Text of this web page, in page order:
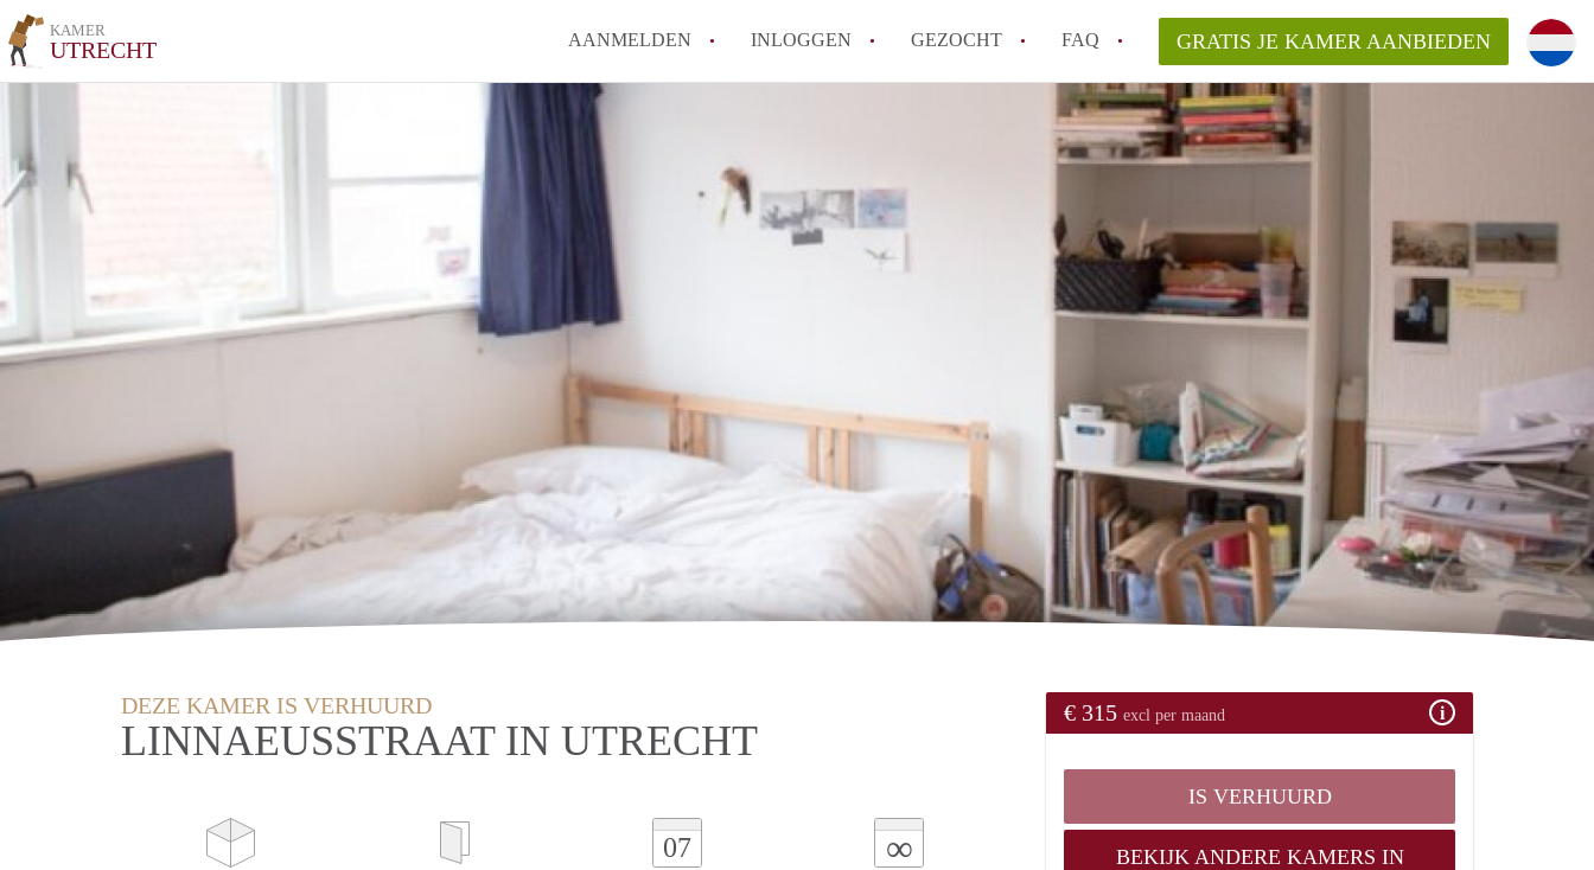
KAMER
UTRECHT AANMELDEN INLOGGEN GEZOCHT FAQ
Hoe vind ik snel een kamer in Utrecht?
Hoe moeilijk is het om een kamer te vinden in Utrecht?
Tips: om in Utrecht een kamer te vinden!
Hoe werkt Kamers Utrecht
How to translate KamersUtrecht!
GRATIS JE KAMER AANBIEDEN
DEZE KAMER IS VERHUURD
LINNAEUSSTRAAT IN UTRECHT
07 ∞
€ 315 excl per maand
IS VERHUURD
BEKIJK ANDERE KAMERS IN